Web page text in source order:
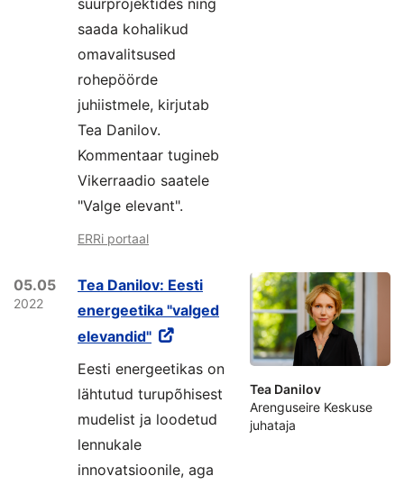
suurprojektides ning
saada kohalikud
omavalitsused
rohepöörde
juhiistmele, kirjutab
Tea Danilov.
Kommentaar tugineb
Vikerraadio saatele
"Valge elevant".
ERRi portaal
05.05
2022
Tea Danilov: Eesti
energeetika "valged
elevandid"
Eesti energeetikas on
lähtutud turupõhisest
mudelist ja loodetud
lennukale
innovatsioonile, aga
Tea Danilov
Arenguseire Keskuse
juhataja